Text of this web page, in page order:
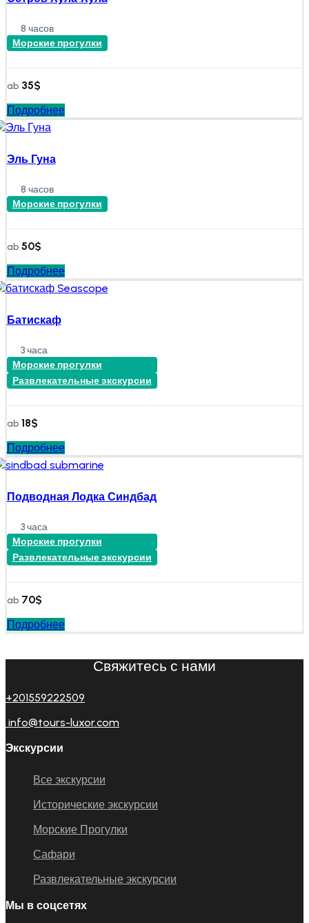
8 часов
Морские прогулки
ab 35$
Подробнее
Эль Гуна
8 часов
Морские прогулки
ab 50$
Подробнее
Батискаф
3 часа
Морские прогулки
Развлекательные экскурсии
ab 18$
Подробнее
Подводная Лодка Синдбад
3 часа
Морские прогулки
Развлекательные экскурсии
ab 70$
Подробнее
Свяжитесь с нами
+201559222509
info@tours-luxor.com
Экскурсии
Все экскурсии
Исторические экскурсии
Морские Прогулки
Сафари
Развлекательные экскурсии
Мы в соцсетях